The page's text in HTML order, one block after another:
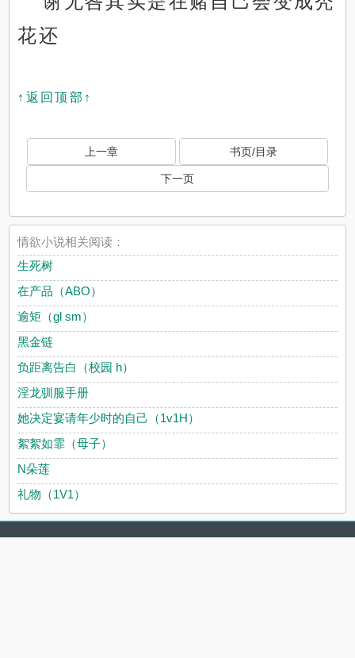
花还
↑返回顶部↑
上一章 书页/目录
下一页
情欲小说相关阅读：
生死树
在产品（ABO）
逾矩（gl sm）
黑金链
负距离告白（校园 h）
淫龙驯服手册
她决定宴请年少时的自己（1v1H）
絮絮如霏（母子）
N朵莲
礼物（1V1）